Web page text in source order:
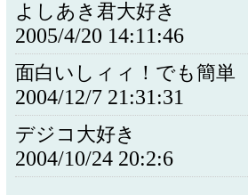
よしあき君大好き
2005/4/20 14:11:46
面白いしィィ！でも簡単
2004/12/7 21:31:31
デジコ大好き
2004/10/24 20:2:6